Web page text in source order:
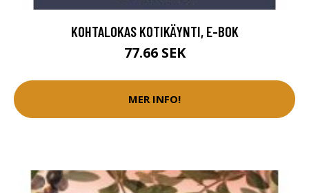
KOHTALOKAS KOTIKÄYNTI, E-BOK
77.66 SEK
MER INFO!